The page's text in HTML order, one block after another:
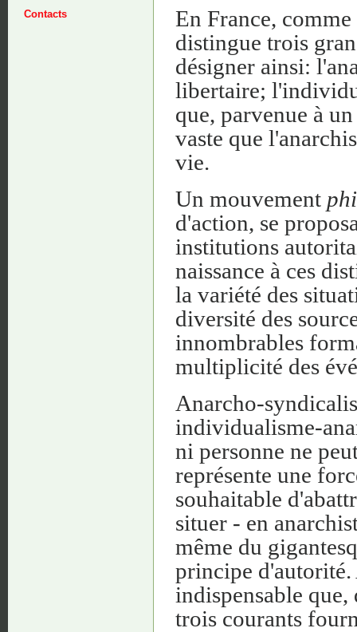
Contacts
En France,
distingue trois
désigner ainsi:
libertaire;
que, parvenue à
vaste que
vie.
Un mouvement
d'action, se
institutions
naissance à ces
la variété des
diversité des
innombrables
multiplicité des
Anarcho-
individualisme-
ni personne ne
représente une
souhaitable
situer - en
même du
principe d'autorité.
indispensable
trois courants